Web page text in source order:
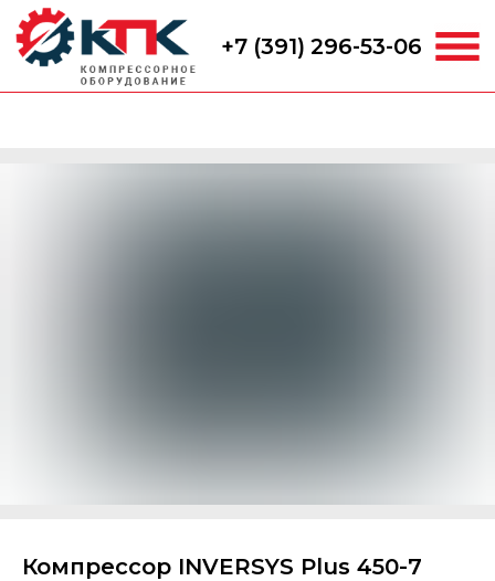
+7 (391) 296-53-06
Компрессор INVERSYS Plus 450-7